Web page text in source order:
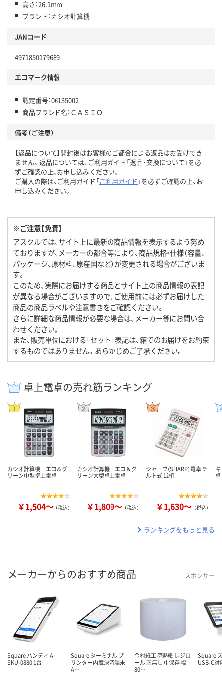
高さ：26.1mm
ブランド：カシオ計算機
JANコード
4971850179689
エコマーク情報
認定番号：06135002
商品ブランド名：ＣＡＳＩＯ
備考（ご注意）
【返品について】開封後はお客様のご都合による返品はお受けでき
ません。返品については、ご利用ガイド「返品・交換について」を必
ずご確認の上、お申し込みください。
ご購入の際は、ご利用ガイド「ご利用ガイド 」を必ずご確認の上、お
申し込みください。
※ご注意【免責】
アスクルでは、サイト上に最新の商品情報を表示するよう努め
ておりますが、メーカーの都合等により、商品規格・仕様（容量、
パッケージ、原材料、原産国など）が変更される場合がございま
す。
このため、実際にお届けする商品とサイト上の商品情報の表記
が異なる場合がございますので、ご使用前には必ずお届けした
商品の商品ラベルや注意書きをご確認ください。
さらに詳細な商品情報が必要な場合は、メーカー等にお問い合
わせください。
また、販売単位における「セット」表記は、箱でのお届けをお約束
するものではありません。あらかじめご了承ください。
卓上電卓の売れ筋ランキング
カシオ計算機 エコ＆グ
リーン中型卓上電卓
￥1,504～ （税込）
カシオ計算機 エコ＆グ
リーン大型卓上電卓
￥1,809～ （税込）
シャープ（SHARP）電卓 チ
ルト式 12桁
￥1,630～ （税込）
キ
卓
ランキングをもっと見る
メーカーからのおすすめ商品 スポンサー
Square ハンディ A-
SKU-0880 1台
Square ターミナル プ
リンター内蔵決済端末
A…
今村紙工 感熱紙 レジロ
ール 芯無し 中保存 幅
80…
Square
USB-C